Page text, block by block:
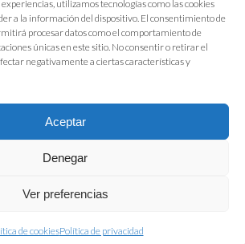
utilizamos tecnologías como las cookies
a la información del dispositivo. El consentimiento de
procesar datos como el comportamiento de
únicas en este sitio. No consentir o retirar el
negativamente a ciertas características y
Aceptar
Denegar
Ver preferencias
de cookiesPolítica de privacidad
de Industrias de la Alimentación y Bebidas